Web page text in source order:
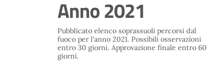
Anno 2021
Pubblicato elenco soprassuoli percorsi dal
fuoco per l'anno 2021. Possibili osservazioni
entro 30 giorni. Approvazione finale entro 60
giorni.